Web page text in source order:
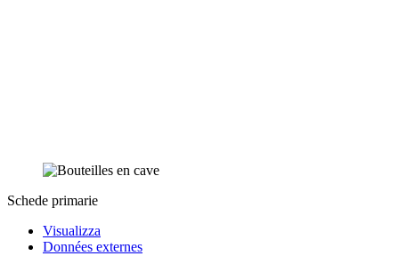
Schede primarie
Visualizza
Données externes